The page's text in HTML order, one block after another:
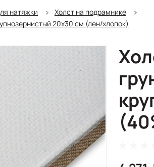
натяжки
Холст на подрамнике
20x30 см (лен/хлопок)